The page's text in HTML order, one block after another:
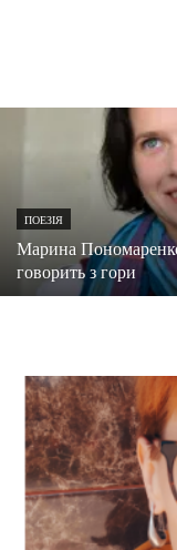
ПОЕЗІЯ
Марина
говорить з гори